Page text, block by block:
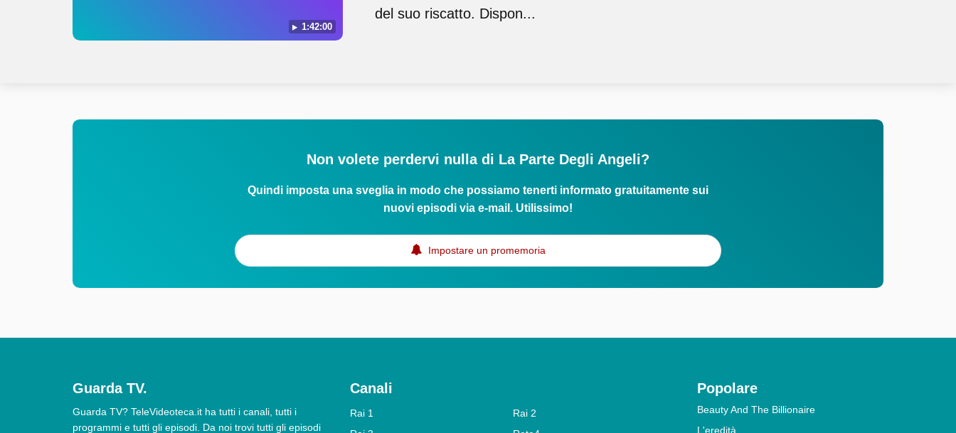
1:42:00
del suo riscatto. Dispon...
Non volete perdervi nulla di La Parte Degli Angeli?
Quindi imposta una sveglia in modo che possiamo tenerti informato gratuitamente sui
nuovi episodi via e-mail. Utilissimo!
Impostare un promemoria
Guarda TV.
Guarda TV? TeleVideoteca.it ha tutti i canali, tutti i
programmi e tutti gli episodi. Da noi trovi tutti gli episodi
Canali
Rai 1
Rai 2
Popolare
Beauty And The Billionaire
L'eredità